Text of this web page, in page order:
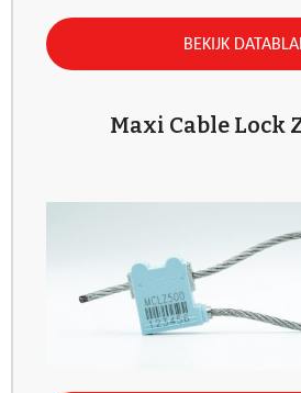
BEKIJK
Maxi Cable Lock